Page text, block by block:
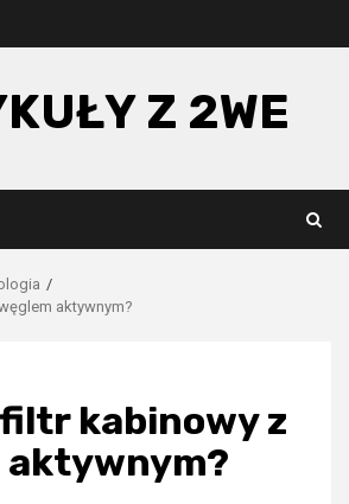
Z 2WE
aktywnym?
kabinowy z
aktywnym?